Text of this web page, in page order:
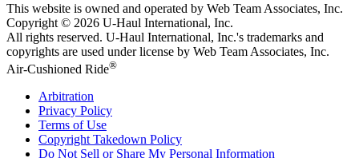
This website is owned and operated by Web Team Associates, Inc.
Copyright © 2026 U-Haul International, Inc.
All rights reserved. U-Haul International, Inc.'s trademarks and
copyrights are used under license by Web Team Associates, Inc.
Air-Cushioned Ride®
Arbitration
Privacy Policy
Terms of Use
Copyright Takedown Policy
Do Not Sell or Share My Personal Information